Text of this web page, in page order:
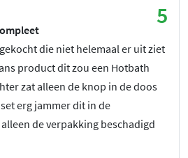
5
die niet helemaal er uit ziet
product dit zou een Hotbath
zat alleen de knop in de doos
erg jammer dit in de
de verpakking beschadigd